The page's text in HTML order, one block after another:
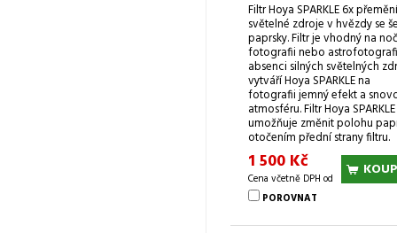
Filtr Hoya SPARKLE 6x přemění
světelné zdroje v hvězdy se
paprsky. Filtr je vhodný na
fotografii nebo
absenci silných světelných
vytváří Hoya SPARKLE na
fotografii jemný efekt a
atmosféru. Filtr Hoya SPARKLE
umožňuje změnit polohu
otočením přední strany filtru.
1 500 Kč
Cena včetně DPH od
POROVNAT